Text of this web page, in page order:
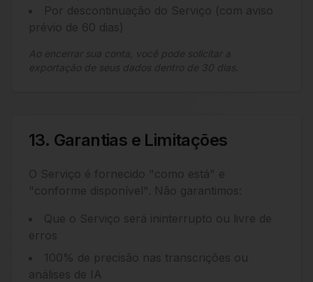
Por descontinuação do Serviço (com aviso
prévio de 60 dias)
Ao encerrar sua conta, você pode solicitar a
exportação de seus dados dentro de 30 dias.
13. Garantias e Limitações
O Serviço é fornecido "como está" e
"conforme disponível". Não garantimos:
Que o Serviço será ininterrupto ou livre de
erros
100% de precisão nas transcrições ou
análises de IA